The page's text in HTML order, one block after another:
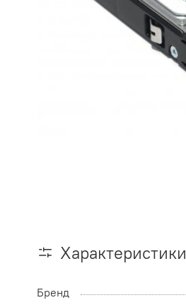
Характеристики
Бренд